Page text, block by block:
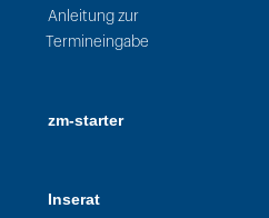
Anleitung zur
Termineingabe
zm-starter
Inserat